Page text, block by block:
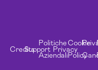
CreditsSupport
Politiche
Aziendali
Privacy
Cookie
Policy